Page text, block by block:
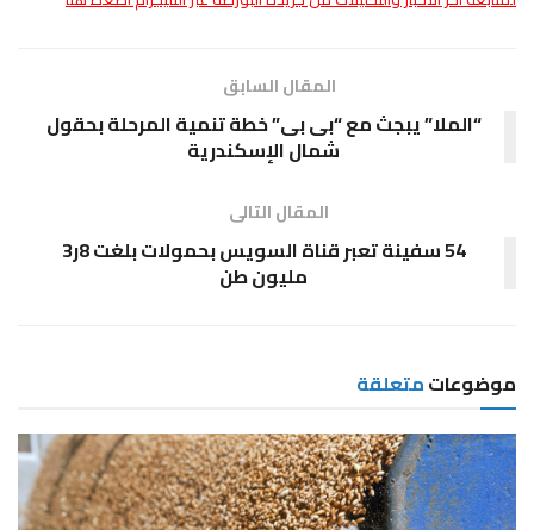
المقال السابق
“الملا” يبجث مع “بى بى” خطة تنمية المرحلة بحقول
شمال الإسكندرية
المقال التالى
54 سفينة تعبر قناة السويس بحمولات بلغت 8ر3
مليون طن
موضوعاتمتعلقة